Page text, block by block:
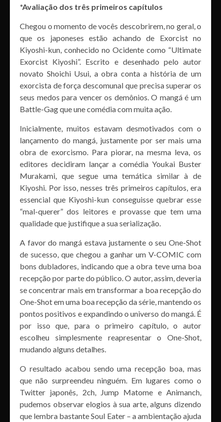
*Avaliação dos três primeiros capítulos
Chegou o momento de vocês descobrirem, no geral, o
que os japoneses estão achando de Exorcist no
Kiyoshi-kun, conhecido no Ocidente como “Ultimate
Exorcist Kiyoshi”. Escrito e desenhado pelo autor
novato Shoichi Usui, a obra conta a história de um
exorcista de força descomunal que precisa superar os
seus medos para vencer os demônios. O mangá é um
Battle-Gag que une comédia com muita ação.
Inicialmente, muitos estavam desmotivados com o
lançamento do mangá, justamente por ser mais uma
obra de exorcismo. Para piorar, na mesma leva, os
editores decidiram lançar a comédia Youkai Buster
Murakami, que segue uma temática similar à de
Kiyoshi. Por isso, nesses três primeiros capítulos, era
essencial que Kiyoshi-kun conseguisse quebrar esse
“mal-querer” dos leitores e provasse que tem uma
qualidade que justifique a sua serialização.
A favor do mangá estava justamente o seu One-Shot
de sucesso, que chegou a ganhar um V-COMIC com
bons dubladores, indicando que a obra teve uma boa
recepção por parte do público. O autor, assim, deveria
se concentrar mais em transformar a boa recepção do
One-Shot em uma boa recepção da série, mantendo os
pontos positivos e expandindo o universo do mangá. É
por isso que, para o primeiro capítulo, o autor
escolheu simplesmente reapresentar o One-Shot,
mudando alguns detalhes.
O resultado acabou sendo uma recepção boa, mas
que não surpreendeu ninguém. Em lugares como o
Twitter japonês, 2ch, Jump Matome e Animanch,
pudemos observar elogios à sua arte, alguns dizendo
que lembra bastante Soul Eater – a ambientação ajuda